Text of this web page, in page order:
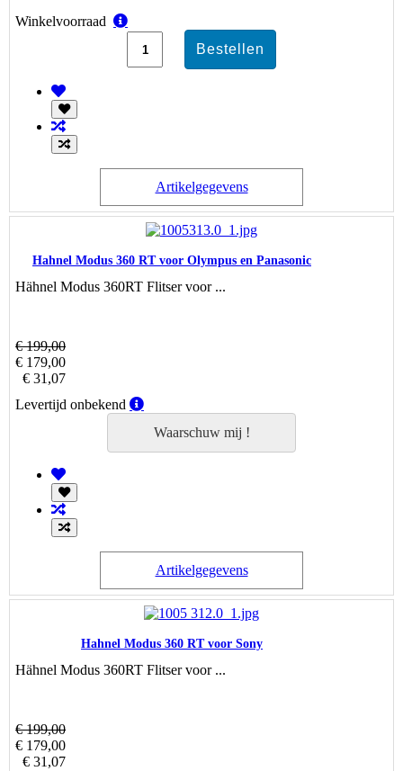
Winkelvoorraad Winkelvoorraad
Artikelgegevens
Hahnel Modus 360 RT voor Olympus en Panasonic
Hähnel Modus 360RT Flitser voor ...
€ 199,00
€ 179,00
€ 31,07
Levertijd onbekend
Levertijd
Waarschuw mij !
Artikelgegevens
Hahnel Modus 360 RT voor Sony
Hähnel Modus 360RT Flitser voor ...
€ 199,00
€ 179,00
€ 31,07